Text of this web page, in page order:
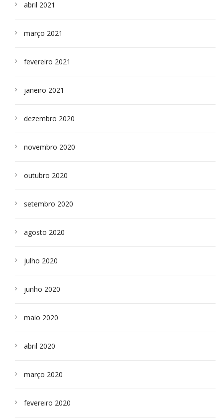
abril 2021
março 2021
fevereiro 2021
janeiro 2021
dezembro 2020
novembro 2020
outubro 2020
setembro 2020
agosto 2020
julho 2020
junho 2020
maio 2020
abril 2020
março 2020
fevereiro 2020